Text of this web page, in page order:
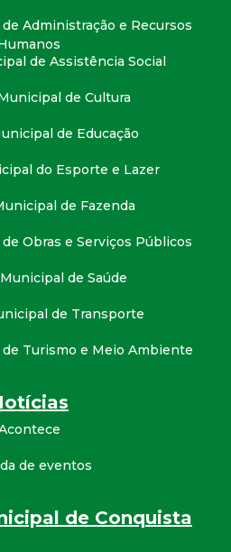
Administração e Recursos
de Assistência Social
de Cultura
de Educação
do Esporte e Lazer
de Fazenda
Obras e Serviços Públicos
de Saúde
de Transporte
Turismo e Meio Ambiente
de eventos
de Conquista